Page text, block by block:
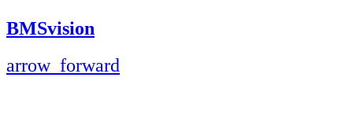
BMSvision
arrow_forward